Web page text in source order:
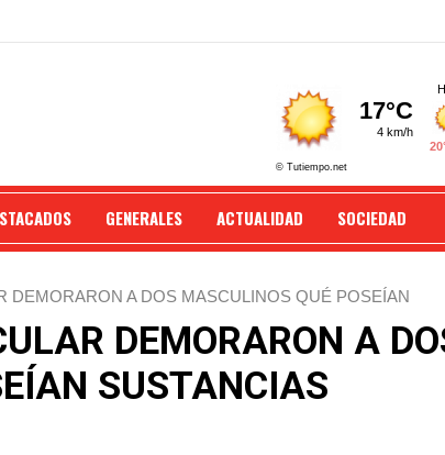
GENERALES ACTUALIDAD SOCIEDAD
DEMORARON A DOS MASCULINOS QUÉ POSEÍAN
DEMORARON A
SUSTANCIAS